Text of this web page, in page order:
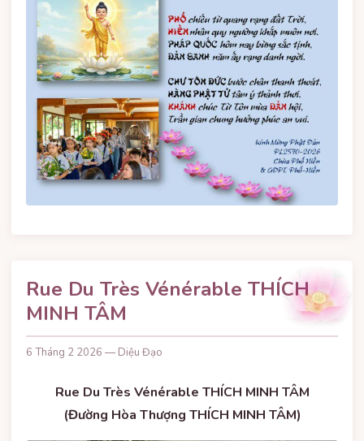
Rue Du Très Vénérable THÍCH
MINH TÂM
6 Tháng 2 2026 — Diệu Đạo
Rue Du Très Vénérable THÍCH MINH TÂM
(Đường Hòa Thượng THÍCH MINH TÂM)